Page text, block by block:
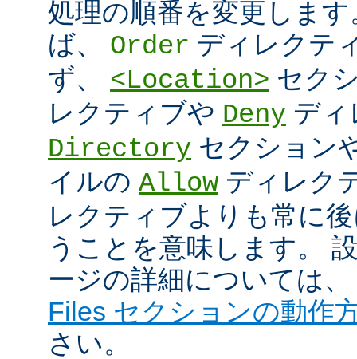
処理の順番を変更しま
ば、 Order ディレクテ
ず、 <Location> セク
レクティブや Deny ディ
Directory セクション
イルの Allow ディレク
レクティブよりも常に
うことを意味します。
ージの詳細については
Files セクションの動作
さい。